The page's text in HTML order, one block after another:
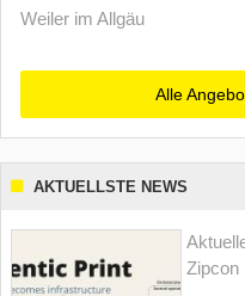
Weiler im Allgäu
Alle
AKTUELLSTE NEWS
Zipcon